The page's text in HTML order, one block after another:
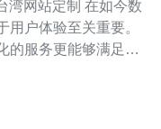
制 在如今数
户体验至关重要。
的服务更能够满足用
台湾网站定制。 原